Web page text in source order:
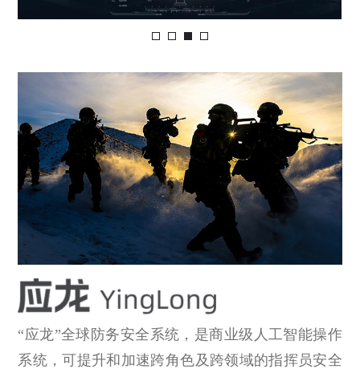
“应龙”全球防务安全系统，是商业级人工智能操作
系统，可提升和加速跨角色及跨领域的指挥员安全